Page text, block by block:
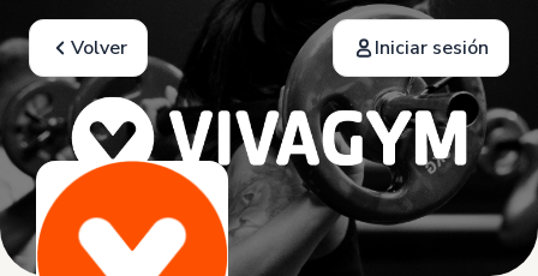
Volver Iniciar sesión